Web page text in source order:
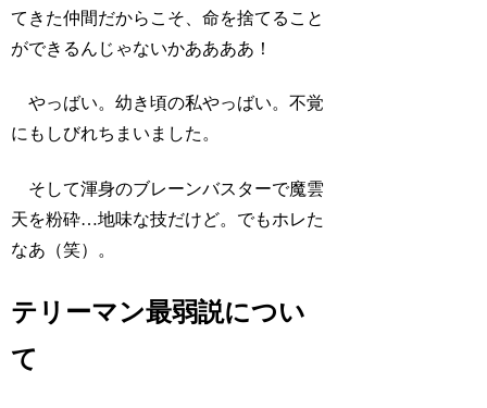
てきた仲間だからこそ、命を捨てること
ができるんじゃないかああああ！
やっばい。幼き頃の私やっばい。不覚
にもしびれちまいました。
そして渾身のブレーンバスターで魔雲
天を粉砕…地味な技だけど。でもホレた
なあ（笑）。
テリーマン最弱説につい
て